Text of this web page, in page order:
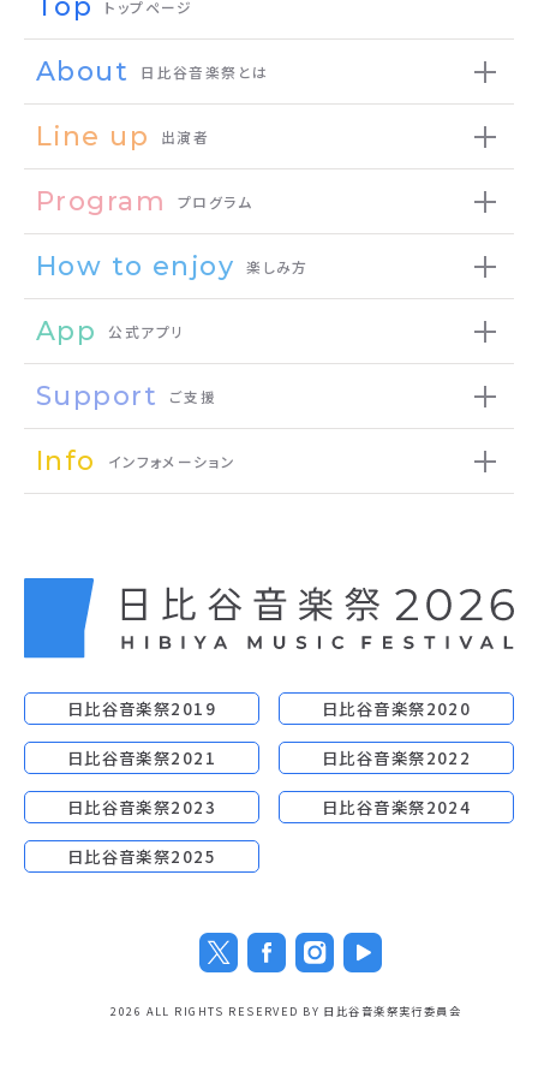
トップページ
About 日比谷音楽祭とは
Line up 出演者
Program プログラム
How to enjoy 楽しみ方
App 公式アプリ
Support ご支援
Info インフォメーション
日比谷音楽祭2019 日比谷音楽祭2020
日比谷音楽祭2021 日比谷音楽祭2022
日比谷音楽祭2023 日比谷音楽祭2024
日比谷音楽祭2025
2026 ALL RIGHTS RESERVED BY 日比谷音楽祭実行委員会